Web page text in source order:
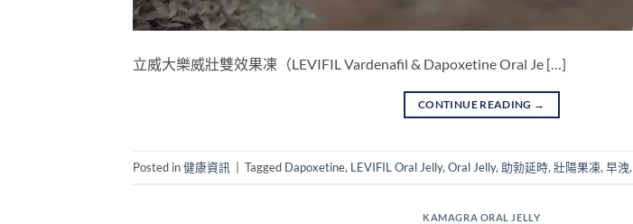
立威大樂威壯雙效果凍（LEVIFIL Vardenafil & Dapoxetine Oral Je […]
CONTINUE READING →
Posted in健康資訊 Tagged Dapoxetine, LEVIFIL Oral Jelly, Oral Jelly, 助勃延時, 壯陽果凍, 早洩,
KAMAGRA ORAL JELLY